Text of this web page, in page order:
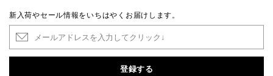
新入荷やセール情報をいちはやくお届けします。
登録する